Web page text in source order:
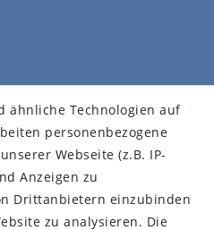
ähnliche Technologien auf
personenbezogene
Webseite (z.B. IP-
Anzeigen zu
Drittanbietern einzubinden
zu analysieren. Die